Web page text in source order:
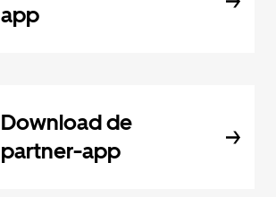
app
Download de
partner-app